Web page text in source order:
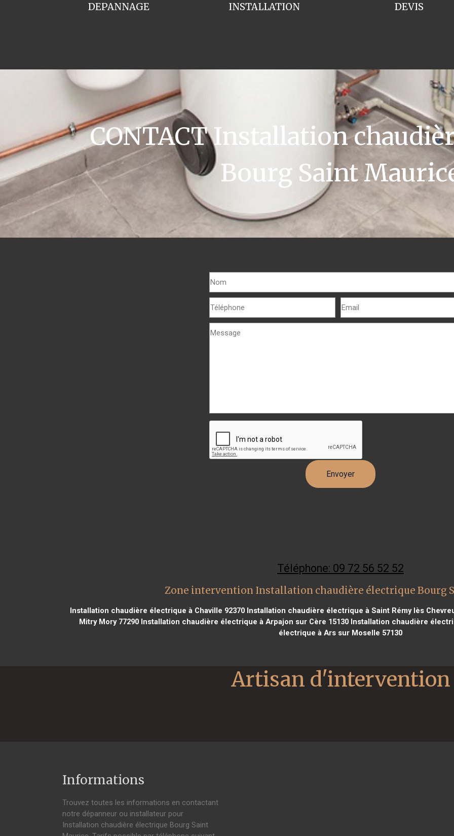
INSTALLATION
DEPANNAGE DEVIS
CONTACT Installation
Bourg Saint
Téléphone: 09 72 56 52 52
Zone intervention Installation chaudière électrique Bourg
Installation chaudière électrique à Chaville 92370Installation chaudière électrique à Saint Rémy lès
Mitry Mory 77290 Installation chaudière électrique à Arpajon sur Cère 15130 Installation chaudière
électrique à Ars sur Moselle 57130
Informations
Trouvez toutes les informations en contactant
notre dépanneur ou installateur pour
Installation chaudière électrique Bourg Saint
Artisan d'intervention